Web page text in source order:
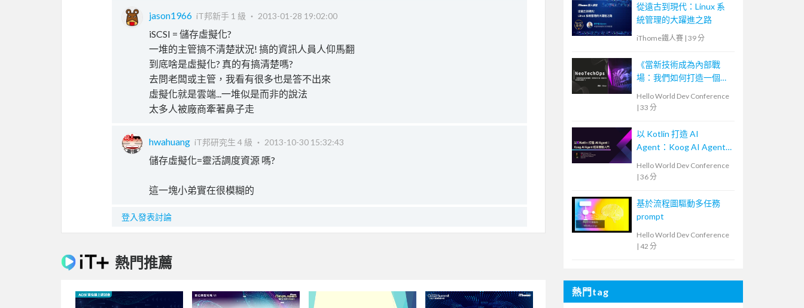
jason1966 iT邦新手 1 級 ‧ 2013-01-28 19:02:00
iSCSI = 儲存虛擬化?
一堆的主管搞不清楚狀況! 搞的資訊人員人仰馬翻
到底啥是虛擬化? 真的有搞清楚嗎?
去問老闆或主管，我看有很多也是答不出來
虛擬化就是雲端...一堆似是而非的說法
太多人被廠商牽著鼻子走
hwahuang iT邦研究生 4 級 ‧ 2013-10-30 15:32:43
儲存虛擬化=靈活調度資源 嗎?
這一塊小弟實在很模糊的
登入發表討論
熱門推薦
從遠古到現代：Linux 系
統管理的大躍進之路
iThome鐵人賽 | 39 分
《當新技術成為內部戰
場：我們如何打造一個能
NeoTech Ops
Hello World Dev Conference
| 33 分
以 Kotlin 打造 AI
Agent：Koog AI Agent
Hello World Dev Conference
| 36 分
基於流程圖驅動多任務
prompt
Hello World Dev Conference
| 42 分
熱門tag